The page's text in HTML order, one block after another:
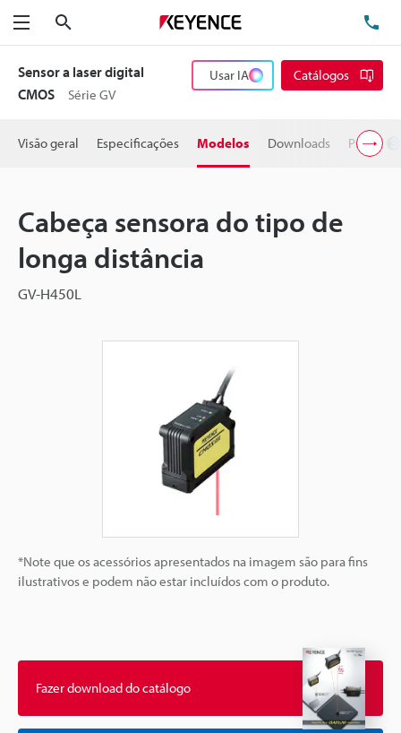
Menu
Sensor a laser digital
CMOS
Série GV
Usar IA Catálogos
Visão geral Especificações Modelos Downloads Preço
Cabeça sensora do tipo de
longa distância
GV-H450L
*Note que os acessórios apresentados na imagem são para fins
ilustrativos e podem não estar incluídos com o produto.
Fazer download do catálogo